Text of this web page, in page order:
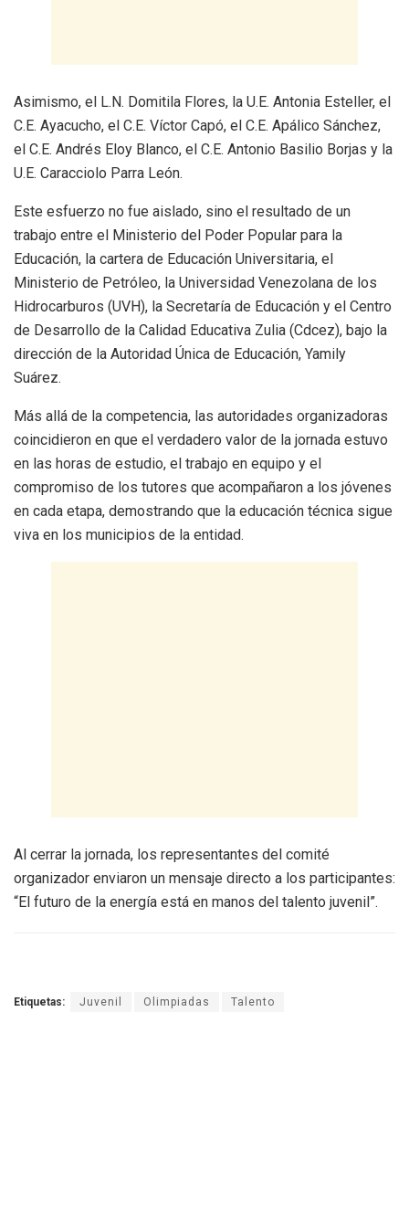
Asimismo, el L.N. Domitila Flores, la U.E. Antonia Esteller, el
C.E. Ayacucho, el C.E. Víctor Capó, el C.E. Apálico Sánchez,
el C.E. Andrés Eloy Blanco, el C.E. Antonio Basilio Borjas y la
U.E. Caracciolo Parra León.
Este esfuerzo no fue aislado, sino el resultado de un
trabajo entre el Ministerio del Poder Popular para la
Educación, la cartera de Educación Universitaria, el
Ministerio de Petróleo, la Universidad Venezolana de los
Hidrocarburos (UVH), la Secretaría de Educación y el Centro
de Desarrollo de la Calidad Educativa Zulia (Cdcez), bajo la
dirección de la Autoridad Única de Educación, Yamily
Suárez.
Más allá de la competencia, las autoridades organizadoras
coincidieron en que el verdadero valor de la jornada estuvo
en las horas de estudio, el trabajo en equipo y el
compromiso de los tutores que acompañaron a los jóvenes
en cada etapa, demostrando que la educación técnica sigue
viva en los municipios de la entidad.
Al cerrar la jornada, los representantes del comité
organizador enviaron un mensaje directo a los participantes:
“El futuro de la energía está en manos del talento juvenil”.
Etiquetas: Juvenil Olimpiadas Talento